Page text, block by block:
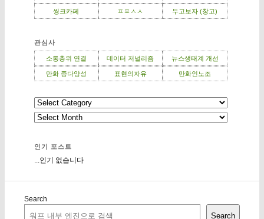
씽크카페 ㅍㅍㅅㅅ 두고보자 (창고)
관심사
소통층위 연결 데이터 저널리즘 뉴스생태계 개선
만화 종다양성 표현의자유 만화인노조
인기 포스트
...인기 없습니다
Search
Search